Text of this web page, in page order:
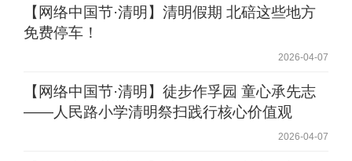
【网络中国节·清明】清明假期 北碚这些地方
免费停车！
2026-04-07
【网络中国节·清明】徒步作孚园 童心承先志
——人民路小学清明祭扫践行核心价值观
2026-04-07